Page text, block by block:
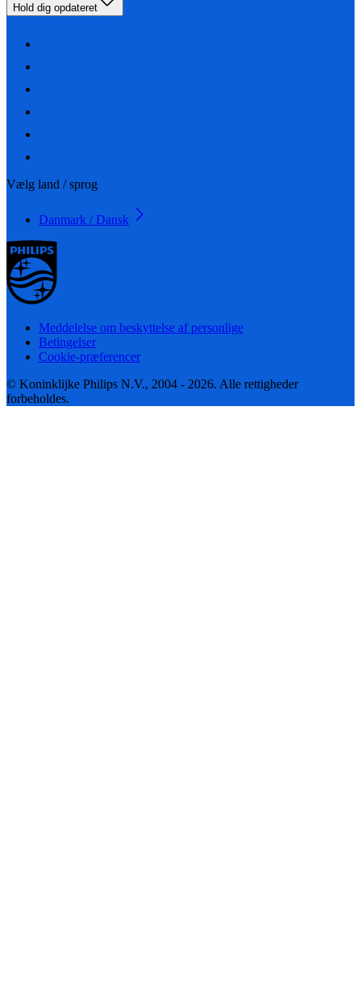
Hold dig opdateret
Vælg land / sprog
Danmark / Dansk
Meddelelse om beskyttelse af personlige
Betingelser
Cookie-præferencer
© Koninklijke Philips N.V., 2004 - 2026. Alle rettigheder
forbeholdes.